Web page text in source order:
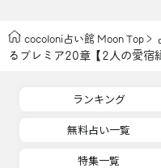
cocoloni占い館 Moon Top
るプレミア20章【2人の愛
ランキング
無料占い一覧
特集一覧